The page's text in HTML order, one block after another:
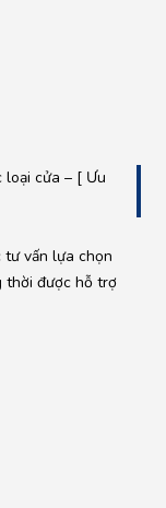
loại cửa – [ Ưu
tư vấn lựa chọn
thời được hỗ trợ